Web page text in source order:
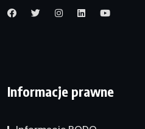
Informacje prawne